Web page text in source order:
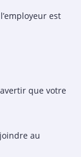
est
que votre
au